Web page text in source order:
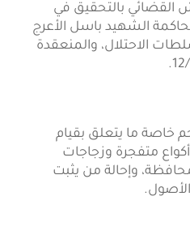
القضائي بالتحقيق في
الشهيد باسل الأعرج
الاحتلال، والمنعقدة
خاصة ما يتعلق بقيام
متفجرة وزجاجات
وإحالة من يثبت